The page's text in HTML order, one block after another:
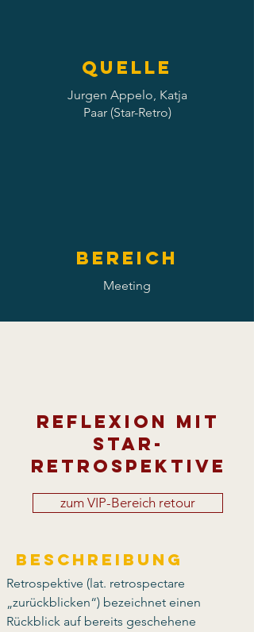
Quelle
Jurgen Appelo, Katja
Paar (Star-Retro)
Bereich
Meeting
Reflexion mit
Star-
Retrospektive
zum VIP-Bereich retour
Beschreibung
Retrospektive (lat. retrospectare
„zurückblicken“) bezeichnet einen
Rückblick auf bereits geschehene